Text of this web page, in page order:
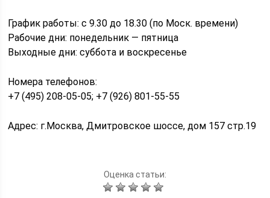
График работы: с 9.30 до 18.30 (по Моск. времени)
Рабочие дни: понедельник — пятница
Выходные дни: суббота и воскресенье
Номера телефонов:
+7 (495) 208-05-05; +7 (926) 801-55-55
Адрес: г.Москва, Дмитровское шоссе, дом 157 стр.19
Оценка статьи: